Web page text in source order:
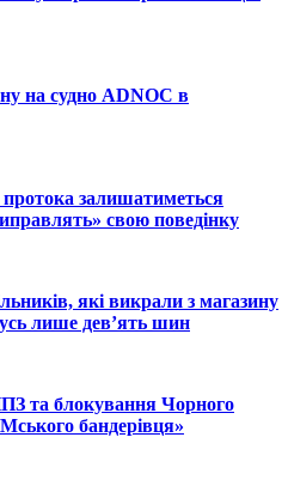
на судно ADNOC в
залишатиметься
свою поведінку
які викрали з магазину
лише дев’ять шин
та блокування Чорного
бандерівця»